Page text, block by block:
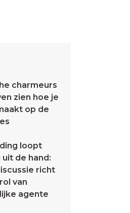
charmeurs
zien hoe je
op de
loopt
de hand:
richt
van
agente